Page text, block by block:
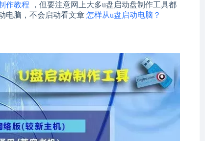
作教程 ，但要注意网上大多u盘启动盘制作工具都
电脑，不会启动看文章 怎样从u盘启动电脑？